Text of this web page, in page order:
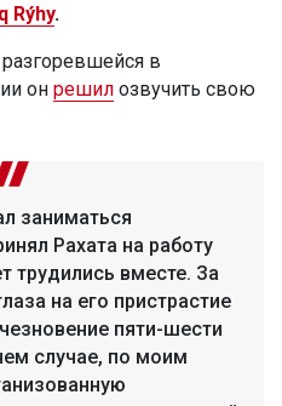
Rýhy.
в
он решил озвучить свою
заниматься
Рахата на работу
трудились вместе. За
на его пристрастие
пяти-шести
случае, по моим